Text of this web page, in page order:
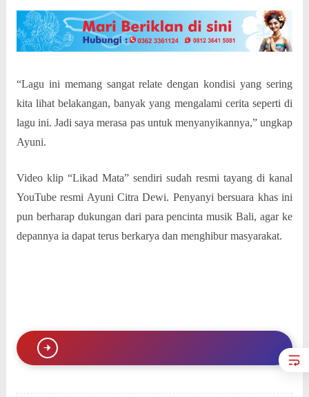
“Lagu ini memang sangat relate dengan kondisi yang sering
kita lihat belakangan, banyak yang mengalami cerita seperti di
lagu ini. Jadi saya merasa pas untuk menyanyikannya,” ungkap
Ayuni.
Video klip “Likad Mata” sendiri sudah resmi tayang di kanal
YouTube resmi Ayuni Citra Dewi. Penyanyi bersuara khas ini
pun berharap dukungan dari para pencinta musik Bali, agar ke
depannya ia dapat terus berkarya dan menghibur masyarakat.